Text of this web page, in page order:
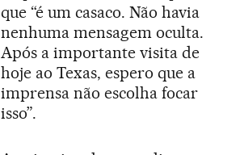
que “é um casaco. Não havia
nenhuma mensagem oculta.
Após a importante visita de
hoje ao Texas, espero que a
imprensa não escolha focar
isso”.